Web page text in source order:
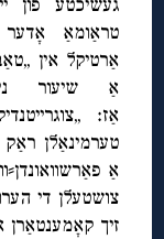
טראַומאַ אָדער
אַרטיקל אין
אַ שיעור
אַז:
טערמינאַלן ראַק
אַ
צושטעלן די
זיך קאָמענטאַרן